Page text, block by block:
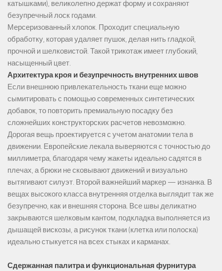
катышками), великолепно держат форму и сохраняют
безупречный лоск годами.
Мерсеризованный хлопок. Проходит специальную
обработку, которая удаляет пушок, делая нить гладкой,
прочной и шелковистой. Такой трикотаж имеет глубокий,
насыщенный цвет.
Архитектура кроя и безупречность внутренних швов
Если внешнюю привлекательность ткани еще можно
сымитировать с помощью современных синтетических
добавок, то повторить премиальную посадку без
сложнейших конструкторских расчетов невозможно.
Дорогая вещь проектируется с учетом анатомии тела в
движении. Европейские лекала выверяются с точностью до
миллиметра, благодаря чему жакеты идеально садятся в
плечах, а брюки не сковывают движений и визуально
вытягивают силуэт. Второй важнейший маркер — изнанка. В
вещах высокого класса внутренняя отделка выглядит так же
безупречно, как и внешняя сторона. Все швы деликатно
закрываются шелковым кантом, подкладка выполняется из
дышащей вискозы, а рисунок ткани (клетка или полоска)
идеально стыкуется на всех стыках и карманах.
Сдержанная палитра и функциональная фурнитура